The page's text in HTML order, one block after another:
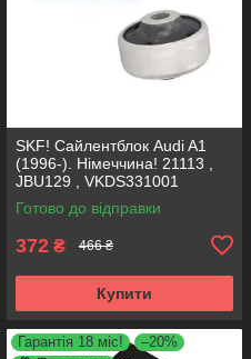
SKF! Сайлентблок Audi A1
(1996-). Німеччина! 21113 ,
JBU129 , VKDS331001
Готово до відправки
372 ₴ 466 ₴
Купити
Гарантія 18 міс!
–20%